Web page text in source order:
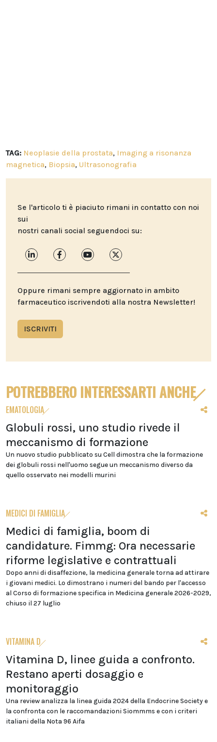
TAG: Neoplasie della prostata, Imaging a risonanza
magnetica, Biopsia, Ultrasonografia
Se l'articolo ti è piaciuto rimani in contatto con noi
sui
nostri canali social seguendoci su:
Oppure rimani sempre aggiornato in ambito
farmaceutico iscrivendoti alla nostra Newsletter!
ISCRIVITI
POTREBBERO INTERESSARTI ANCHE
EMATOLOGIA
Globuli rossi, uno studio rivede il
meccanismo di formazione
Un nuovo studio pubblicato su Cell dimostra che la formazione
dei globuli rossi nell'uomo segue un meccanismo diverso da
quello osservato nei modelli murini
MEDICI DI FAMIGLIA
Medici di famiglia, boom di
candidature. Fimmg: Ora necessarie
riforme legislative e contrattuali
Dopo anni di disaffezione, la medicina generale torna ad attirare
i giovani medici. Lo dimostrano i numeri del bando per l'accesso
al Corso di formazione specifica in Medicina generale 2026-2029,
chiuso il 27 luglio
VITAMINA D
Vitamina D, linee guida a confronto.
Restano aperti dosaggio e
monitoraggio
Una review analizza la linea guida 2024 della Endocrine Society e
la confronta con le raccomandazioni Siommms e con i criteri
italiani della Nota 96 Aifa